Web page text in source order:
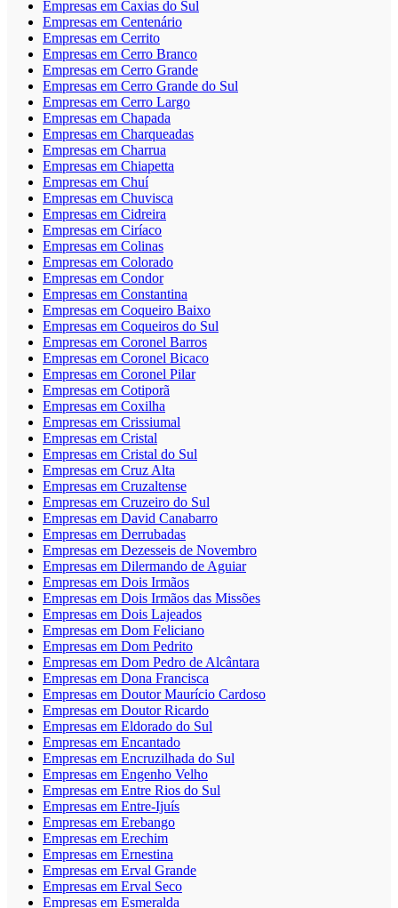
Empresas em Caxias do Sul
Empresas em Centenário
Empresas em Cerrito
Empresas em Cerro Branco
Empresas em Cerro Grande
Empresas em Cerro Grande do Sul
Empresas em Cerro Largo
Empresas em Chapada
Empresas em Charqueadas
Empresas em Charrua
Empresas em Chiapetta
Empresas em Chuí
Empresas em Chuvisca
Empresas em Cidreira
Empresas em Ciríaco
Empresas em Colinas
Empresas em Colorado
Empresas em Condor
Empresas em Constantina
Empresas em Coqueiro Baixo
Empresas em Coqueiros do Sul
Empresas em Coronel Barros
Empresas em Coronel Bicaco
Empresas em Coronel Pilar
Empresas em Cotiporã
Empresas em Coxilha
Empresas em Crissiumal
Empresas em Cristal
Empresas em Cristal do Sul
Empresas em Cruz Alta
Empresas em Cruzaltense
Empresas em Cruzeiro do Sul
Empresas em David Canabarro
Empresas em Derrubadas
Empresas em Dezesseis de Novembro
Empresas em Dilermando de Aguiar
Empresas em Dois Irmãos
Empresas em Dois Irmãos das Missões
Empresas em Dois Lajeados
Empresas em Dom Feliciano
Empresas em Dom Pedrito
Empresas em Dom Pedro de Alcântara
Empresas em Dona Francisca
Empresas em Doutor Maurício Cardoso
Empresas em Doutor Ricardo
Empresas em Eldorado do Sul
Empresas em Encantado
Empresas em Encruzilhada do Sul
Empresas em Engenho Velho
Empresas em Entre Rios do Sul
Empresas em Entre-Ijuís
Empresas em Erebango
Empresas em Erechim
Empresas em Ernestina
Empresas em Erval Grande
Empresas em Erval Seco
Empresas em Esmeralda